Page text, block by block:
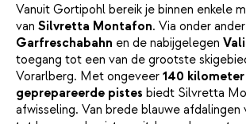
Vanuit Gortipohl bereik je binnen enkele
van Silvretta Montafon. Via onder
Garfreschabahn en de nabijgelegen
toegang tot een van de grootste
Vorarlberg. Met ongeveer 140
geprepareerde pistes biedt Silvretta
afwisseling. Van brede blauwe afdalingen